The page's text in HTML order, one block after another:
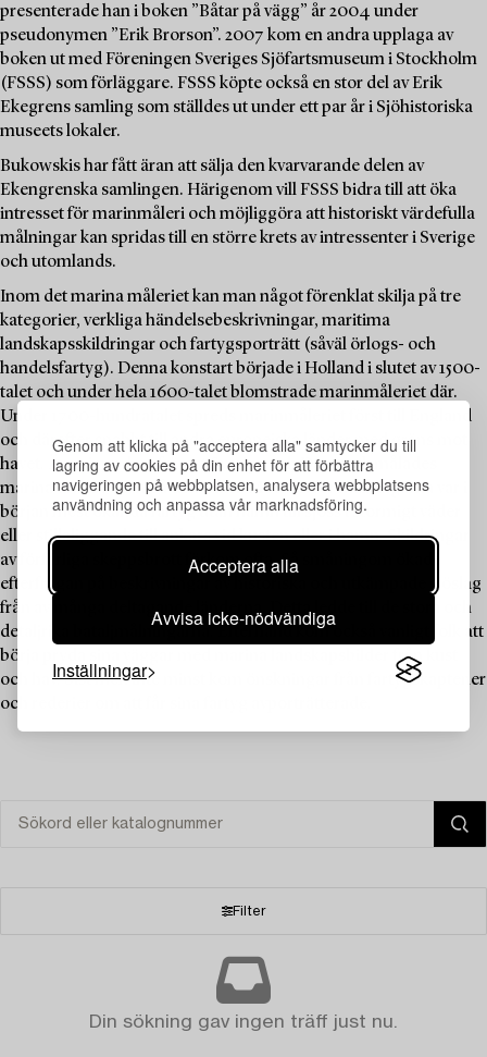
Genom att klicka på "acceptera alla" samtycker du till
lagring av cookies på din enhet för att förbättra
navigeringen på webbplatsen, analysera webbplatsens
användning och anpassa vår marknadsföring.
Acceptera alla
Avvisa icke-nödvändiga
Inställningar
presenterade han i boken ”Båtar på vägg” år 2004 under
pseudonymen ”Erik Brorson”. 2007 kom en andra upplaga av
boken ut med Föreningen Sveriges Sjöfartsmuseum i Stockholm
(FSSS) som förläggare. FSSS köpte också en stor del av Erik
Ekegrens samling som ställdes ut under ett par år i Sjöhistoriska
museets lokaler.
Bukowskis har fått äran att sälja den kvarvarande delen av
Ekengrenska samlingen. Härigenom vill FSSS bidra till att öka
intresset för marinmåleri och möjliggöra att historiskt värdefulla
målningar kan spridas till en större krets av intressenter i Sverige
och utomlands.
Inom det marina måleriet kan man något förenklat skilja på tre
kategorier, verkliga händelsebeskrivningar, maritima
landskapsskildringar och fartygsporträtt (såväl örlogs- och
handelsfartyg). Denna konstart började i Holland i slutet av 1500-
talet och under hela 1600-talet blomstrade marinmåleriet där.
Under 1700-hundratalet spreds marinmåleriet först till England
och därefter snabbt till andra europeiska länder med gräns mot
havet. Även i norden, främst Sverige och Danmark målades
marina tavlor redan på den tiden. Motiven för målningarna var i
början mest okända fartyg utan namn till sjöss i stormigt väder
eller stillaliggande till ankars vid kusten eller i hamn. Skildringar
av förfärliga skeppsbrott förkom ofta. Så småningom ökade
efterfrågan på beskrivningar av historiska och utkämpade sjöslag
från av många deltagande länderna. Detta ledde till de stora och
detaljrika bataljmålningarna. Efterhand kom också vanligt folk att
börja pryda sina väggar med marina landskapsbilder från kust
och hav. Sist men inte minst kom önskningar från fartygskaptener
och rederier om att får sina fartyg avporträtterade.
Filter
Din sökning gav ingen träff just nu.